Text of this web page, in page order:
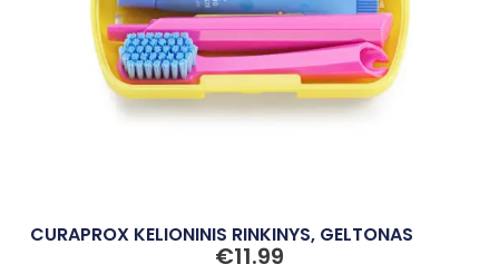
CURAPROX KELIONINIS RINKINYS, GELTONAS
€11.99